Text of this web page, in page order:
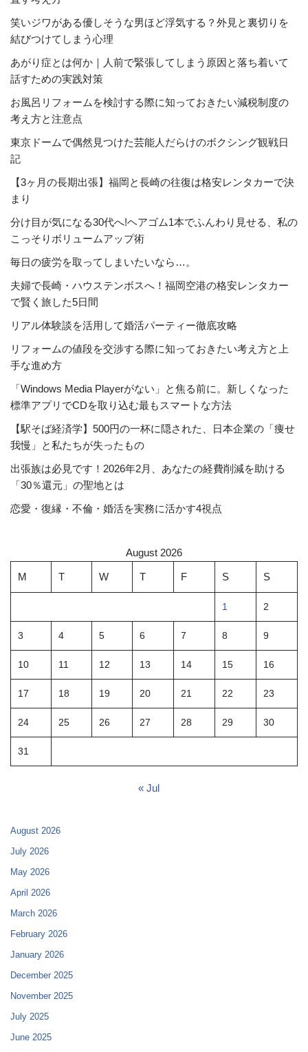
笑いジワがある優しそうな男ほど浮気する？外見と裏切りを
結びつけてしまう心理
あがり症とは何か｜人前で緊張してしまう原因と落ち着いて
話すための実践対策
お風呂リフォームを検討する際に知っておきたい減税制度の
考え方と注意点
東京ドームで偶然見つけた芸能人だらけのボクシング観戦日
記
【3ヶ月の長期出張】福岡と長崎の往復は格安レンタカーで決
まり
分け目が気になる30代へ!ヘアゴム1本でふんわり見せる、私の
こっそりボリュームアップ術
毎日の疲労を取ってしまいたいなら…。
夫婦で長崎・ハウステンボスへ！福岡空港の格安レンタカー
で賢く旅した5日間
リアル体験談を活用して婚活パーティー徹底攻略
リフォームの値段を交渉する際に知っておきたい考え方と上
手な進め方
「Windows Media Playerがない」と焦る前に。新しくなった
標準アプリでCDを取り込む最もスマートな方法
【駅そば経済学】500円の一杯に隠された、日本企業の「痩せ
我慢」と私たちが失ったもの
出張族は必見です！2026年2月、あなたの経費削減を助ける
「30％還元」の聖地とは
恋愛・復縁・不倫・婚活を実務に活かす4視点
August 2026
M T W T F S S
1 2
3 4 5 6 7 8 9
10 11 12 13 14 15 16
17 18 19 20 21 22 23
24 25 26 27 28 29 30
31
« Jul
August 2026
July 2026
May 2026
April 2026
March 2026
February 2026
January 2026
December 2025
November 2025
July 2025
June 2025